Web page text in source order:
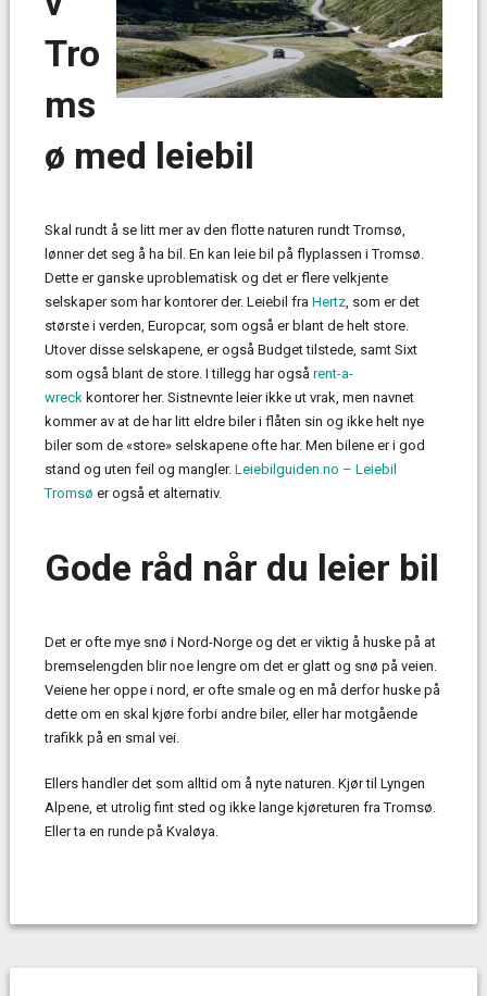
Tro
ms
ø med leiebil
Skal rundt å se litt mer av den flotte naturen rundt Tromsø,
lønner det seg å ha bil. En kan leie bil på flyplassen i Tromsø.
Dette er ganske uproblematisk og det er flere velkjente
selskaper som har kontorer der. Leiebil fra Hertz, som er det
største i verden, Europcar, som også er blant de helt store.
Utover disse selskapene, er også Budget tilstede, samt Sixt
som også blant de store. I tillegg har også rent-a-
wreck kontorer her. Sistnevnte leier ikke ut vrak, men navnet
kommer av at de har litt eldre biler i flåten sin og ikke helt nye
biler som de «store» selskapene ofte har. Men bilene er i god
stand og uten feil og mangler. Leiebilguiden.no – Leiebil
Tromsø er også et alternativ.
Gode råd når du leier bil
Det er ofte mye snø i Nord-Norge og det er viktig å huske på at
bremselengden blir noe lengre om det er glatt og snø på veien.
Veiene her oppe i nord, er ofte smale og en må derfor huske på
dette om en skal kjøre forbi andre biler, eller har motgående
trafikk på en smal vei.
Ellers handler det som alltid om å nyte naturen. Kjør til Lyngen
Alpene, et utrolig fint sted og ikke lange kjøreturen fra Tromsø.
Eller ta en runde på Kvaløya.